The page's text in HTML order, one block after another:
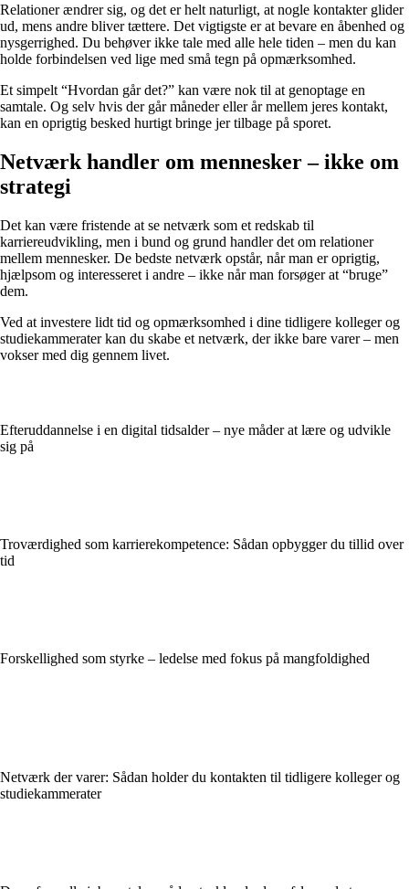
Relationer ændrer sig, og det er helt naturligt, at nogle kontakter glider
ud, mens andre bliver tættere. Det vigtigste er at bevare en åbenhed og
nysgerrighed. Du behøver ikke tale med alle hele tiden – men du kan
holde forbindelsen ved lige med små tegn på opmærksomhed.
Et simpelt “Hvordan går det?” kan være nok til at genoptage en
samtale. Og selv hvis der går måneder eller år mellem jeres kontakt,
kan en oprigtig besked hurtigt bringe jer tilbage på sporet.
Netværk handler om mennesker – ikke om
strategi
Det kan være fristende at se netværk som et redskab til
karriereudvikling, men i bund og grund handler det om relationer
mellem mennesker. De bedste netværk opstår, når man er oprigtig,
hjælpsom og interesseret i andre – ikke når man forsøger at “bruge”
dem.
Ved at investere lidt tid og opmærksomhed i dine tidligere kolleger og
studiekammerater kan du skabe et netværk, der ikke bare varer – men
vokser med dig gennem livet.
Efteruddannelse i en digital tidsalder – nye måder at lære og udvikle
sig på
Troværdighed som karrierekompetence: Sådan opbygger du tillid over
tid
Forskellighed som styrke – ledelse med fokus på mangfoldighed
Netværk der varer: Sådan holder du kontakten til tidligere kolleger og
studiekammerater